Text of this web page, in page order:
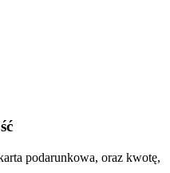
podarunkowa, oraz kwotę,